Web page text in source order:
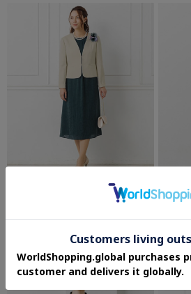
【洗える】麻調素材ジャケットのアンサ
婚式・七五三】
東京ソ
INDIVI
服・礼